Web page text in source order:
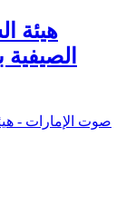
هيئة